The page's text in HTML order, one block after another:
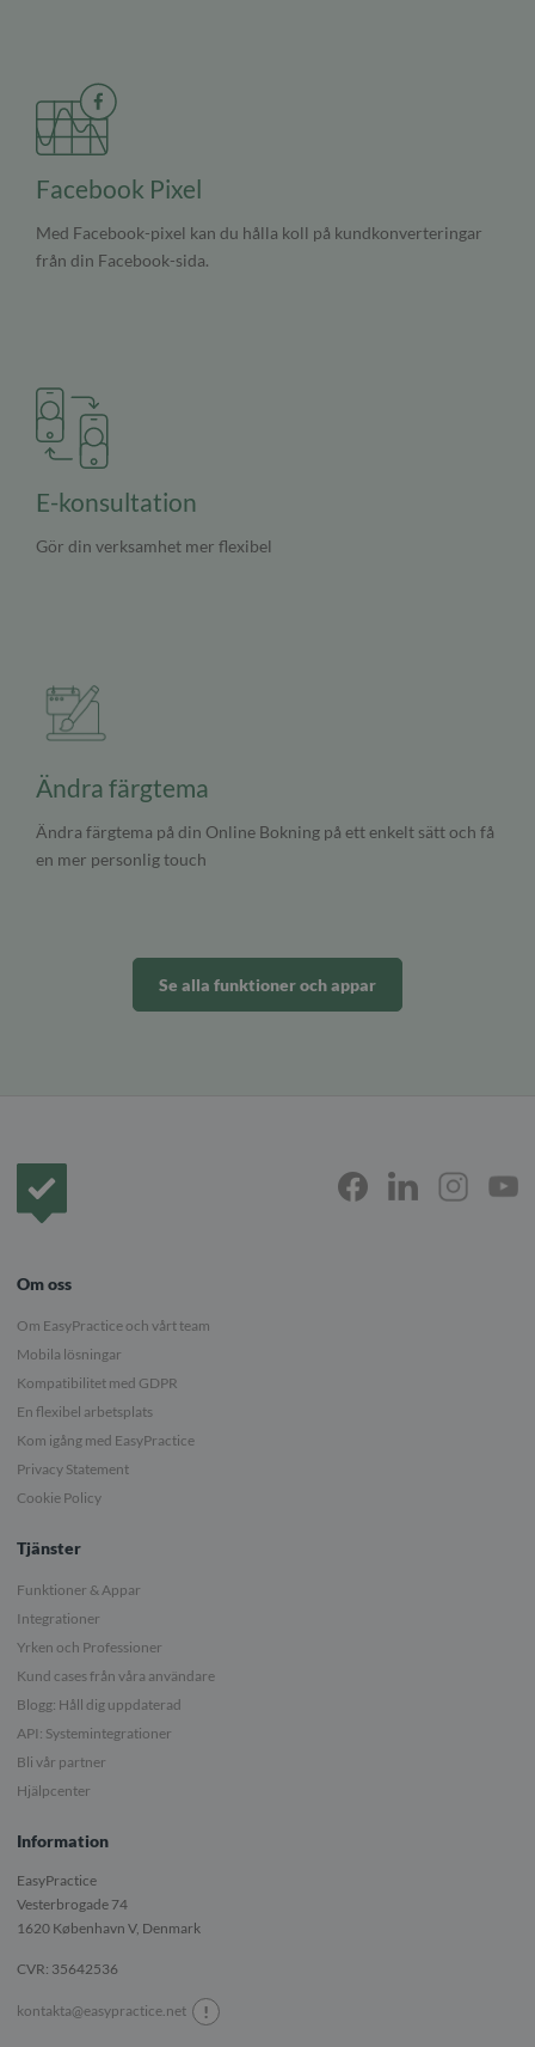
Facebook Pixel
Med Facebook-pixel kan du hålla koll på kundkonverteringar
från din Facebook-sida.
E-konsultation
Gör din verksamhet mer flexibel
Ändra färgtema
Ändra färgtema på din Online Bokning på ett enkelt sätt och få
en mer personlig touch
Se alla funktioner och appar
Om oss
Om EasyPractice och vårt team
Mobila lösningar
Kompatibilitet med GDPR
En flexibel arbetsplats
Kom igång med EasyPractice
Privacy Statement
Cookie Policy
Tjänster
Funktioner & Appar
Integrationer
Yrken och Professioner
Kund cases från våra användare
Blogg: Håll dig uppdaterad
API: Systemintegrationer
Bli vår partner
Hjälpcenter
Information
EasyPractice
Vesterbrogade 74
1620 København V, Denmark
CVR: 35642536
kontakta@easypractice.net !